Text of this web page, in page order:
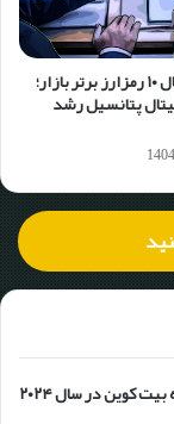
تحلیل تکنیکال ۱۰ رمزارز برتر بازار؛
پتانسیل رشد
هوش مصنوعی کمک می‌کند که بیت کوین در سال ۲۰۲۴